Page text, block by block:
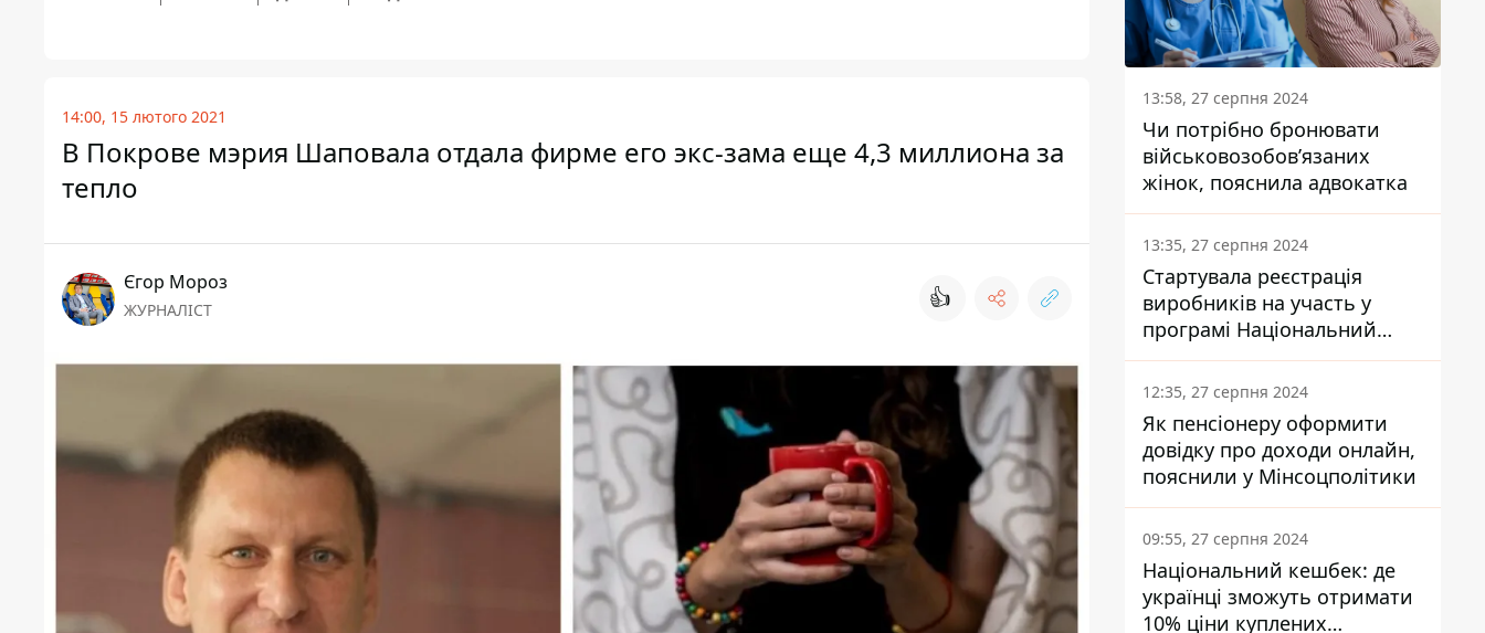
14:00, 15 лютого 2021
В Покрове мэрия Шаповала отдала фирме его экс-зама еще 4,3 миллиона за
тепло
Єгор Мороз
ЖУРНАЛІСТ 👍
13:58, 27 серпня 2024
Чи потрібно бронювати
військовозобов’язаних
жінок, пояснила адвокатка
13:35, 27 серпня 2024
Стартувала реєстрація
виробників на участь у
програмі Національний
кешбек: як це зробити
через портал Дія
12:35, 27 серпня 2024
Як пенсіонеру оформити
довідку про доходи онлайн,
пояснили у Мінсоцполітики
09:55, 27 серпня 2024
Національний кешбек: де
українці зможуть отримати
10% ціни куплених